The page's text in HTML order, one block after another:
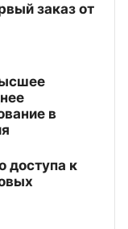
заказ от
в
доступа к